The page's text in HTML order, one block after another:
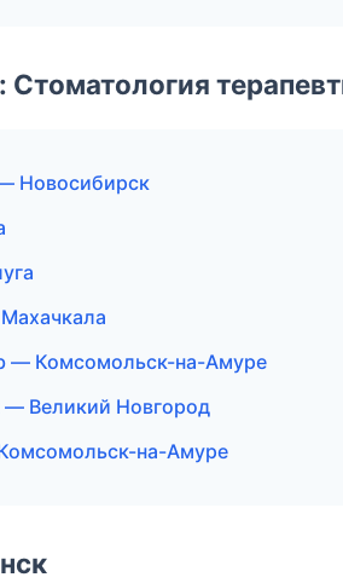
Новосибирск
— Комсомольск-на-Амуре
— Великий Новгород
на-Амуре